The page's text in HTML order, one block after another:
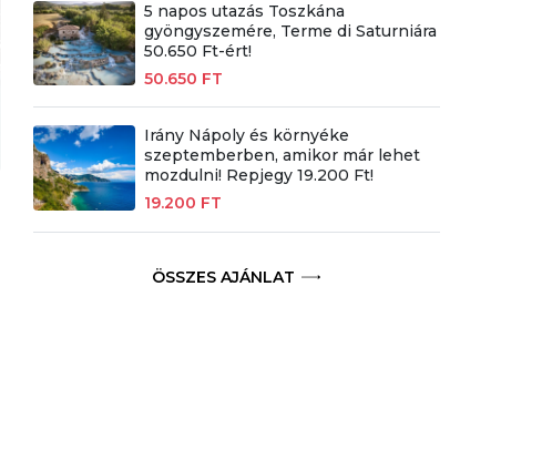
5 napos utazás Toszkána
gyöngyszemére, Terme di Saturniára
50.650 Ft-ért!
50.650 FT
Irány Nápoly és környéke
szeptemberben, amikor már lehet
mozdulni! Repjegy 19.200 Ft!
19.200 FT
ÖSSZES AJÁNLAT